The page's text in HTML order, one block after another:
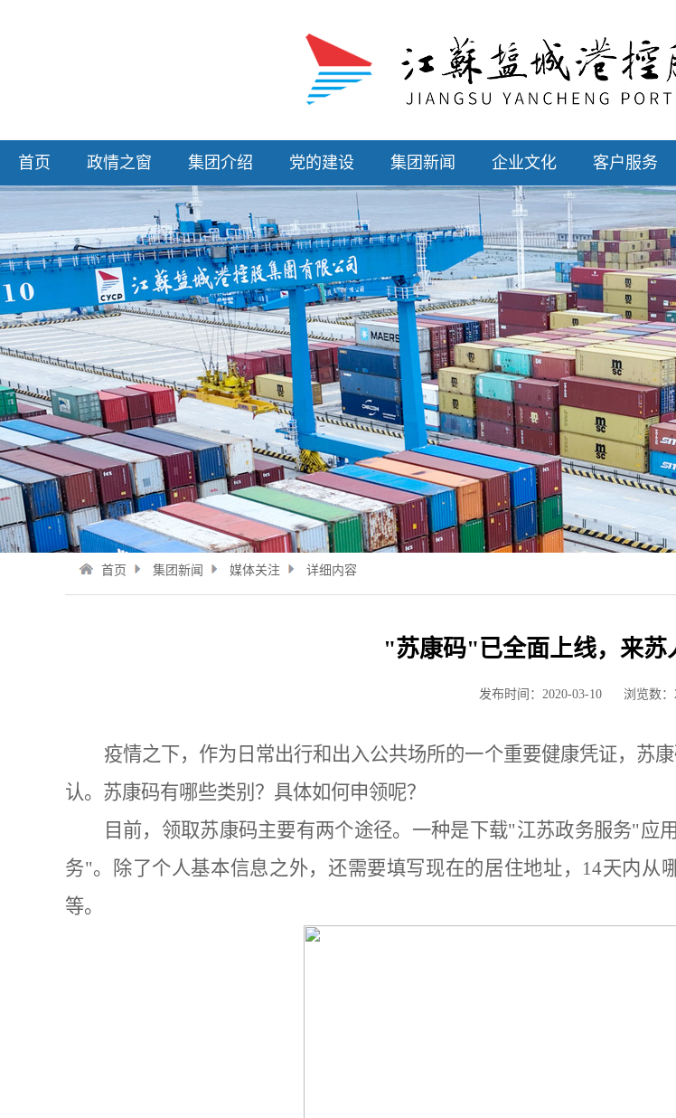
首页 政情之窗 集团介绍 党的建设 集团新闻 企业文化 客户服务
首页 集团新闻 媒体关注 详细内容
"苏康码"已全面上线，来苏
发布时间：2020-03-10 浏览数：
疫情之下，作为日常出行和出入公共场所的一个重要健康凭证，苏
认。苏康码有哪些类别？具体如何申领呢？
目前，领取苏康码主要有两个途径。一种是下载"江苏政务服务"
务"。除了个人基本信息之外，还需要填写现在的居住地址，14天内
等。